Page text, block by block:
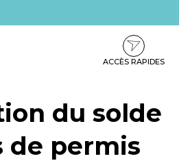
ACCÈS RAPIDES
du solde
de permis